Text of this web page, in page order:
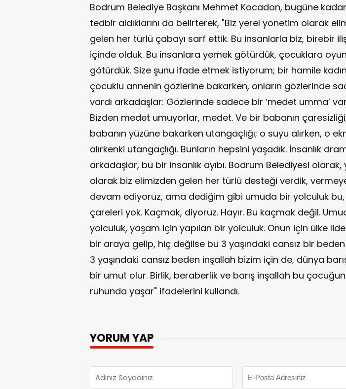
Bodrum Belediye Başkanı Mehmet Kocadon, bugüne
tedbir aldıklarını da belirterek, "Biz yerel yönetim olarak
gelen her türlü çabayı sarf ettik. Bu insanlarla biz, birebir
içinde olduk. Bu insanlara yemek götürdük, çocuklara
götürdük. Size şunu ifade etmek istiyorum; bir hamile
çocuklu annenin gözlerine bakarken, onların gözlerinde
vardı arkadaşlar: Gözlerinde sadece bir ‘medet umma’
Bizden medet umuyorlar, medet. Ve bir babanın
babanın yüzüne bakarken utangaçlığı; o suyu alırken, o
alırkenki utangaçlığı. Bunların hepsini yaşadık. İnsanlık
arkadaşlar, bu bir insanlık ayıbı. Bodrum Belediyesi olarak,
olarak biz elimizden gelen her türlü desteği verdik,
devam ediyoruz, ama dediğim gibi umuda bir yolculuk
çareleri yok. Kaçmak, diyoruz. Hayır. Bu kaçmak değil.
yolculuk, yaşam için yapılan bir yolculuk. Onun için ülke
bir araya gelip, hiç değilse bu 3 yaşındaki cansız bir beden
3 yaşındaki cansız beden inşallah bizim için de, dünya
bir umut olur. Birlik, beraberlik ve barış inşallah bu
ruhunda yaşar" ifadelerini kullandı.
YORUM YAP